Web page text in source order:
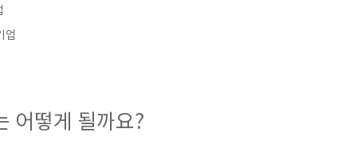
업
어떻게 될까요?